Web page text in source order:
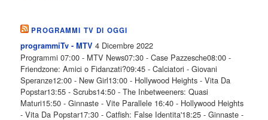
PROGRAMMI TV DI OGGI
programmiTv - MTV 4 Dicembre 2022
Programmi 07:00 - MTV News07:30 - Case Pazzesche08:00 -
Friendzone: Amici o Fidanzati?09:45 - Calciatori - Giovani
Speranze12:00 - New Girl13:00 - Hollywood Heights - Vita Da
Popstar13:55 - Scrubs14:50 - The Inbetweeners: Quasi
Maturi15:50 - Ginnaste - Vite Parallele 16:40 - Hollywood Heights
- Vita Da Popstar17:30 - Catfish: False Identita'18:25 - Ginnaste -